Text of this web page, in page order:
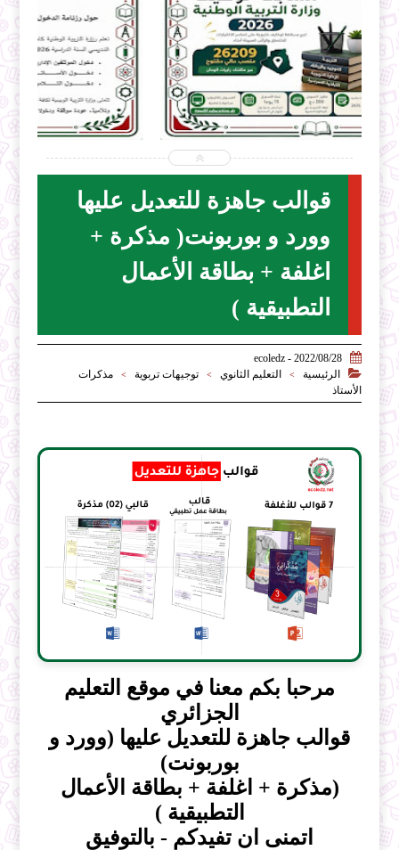
2026-07-28
ecoledz.net
قوالب جاهزة للتعديل عليها
وورد و بوربونت( مذكرة +
اغلفة + بطاقة الأعمال
التطبيقية )

2022/08/28 - ecoledz

الرئيسية > التعليم الثانوي > توجيهات تربوية >
مذكرات
الأستاذ
مرحبا بكم معنا في موقع التعليم
الجزائري
قوالب جاهزة للتعديل عليها (وورد و
بوربونت)
(مذكرة + اغلفة + بطاقة الأعمال
التطبيقية )
اتمنى ان تفيدكم - بالتوفيق